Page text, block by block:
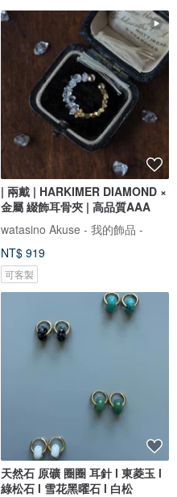
| 兩戴 | HARKIMER DIAMOND ×
金屬 綴飾耳骨夾 | 高品質AAA
watasino Akuse - 我的飾品 -
NT$ 919
可客製
天然石 原礦 圈圈 耳針 l 東菱玉 l
綠松石 l 雪花黑曜石 l 白松